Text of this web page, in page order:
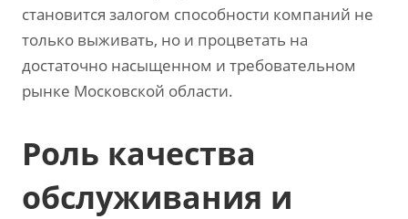
становится залогом способности компаний не
только выживать‚ но и процветать на
достаточно насыщенном и требовательном
рынке Московской области.
Роль качества
обслуживания и